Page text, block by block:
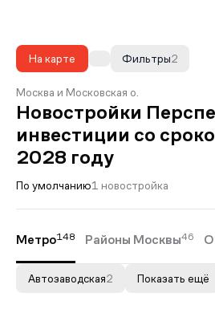
На карте 2
Фильтры
Москва и Московская о.
Новостройки
инвестиции со
2028 году
По умолчанию1 новостройка
Метро148 Районы Москвы46
Автозаводская2 Показать ещё